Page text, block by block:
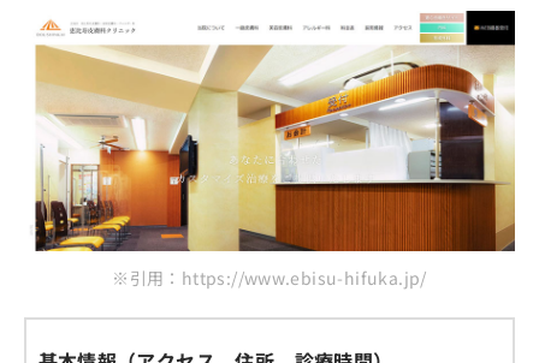
※引用：https://www.ebisu-hifuka.jp/